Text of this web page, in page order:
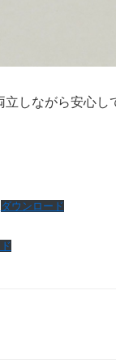
しながら安心
ダウンロード